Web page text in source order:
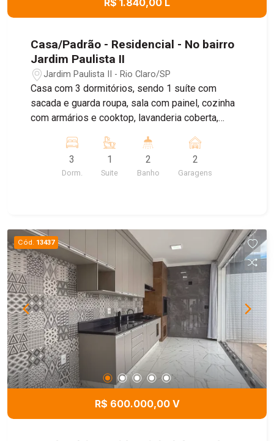
R$ 1.840,00 L
Casa/Padrão - Residencial - No bairro
Jardim Paulista II
Jardim Paulista II - Rio Claro/SP
Casa com 3 dormitórios, sendo 1 suíte com
sacada e guarda roupa, sala com painel, cozinha
com armários e cooktop, lavanderia coberta,
3
Dorm.
1
Suite
2
Banho
2
Garagens
Cód. 13437
R$ 600.000,00 V